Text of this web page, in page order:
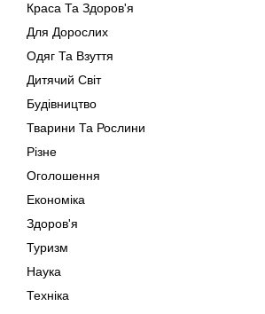
Краса Та Здоров'я
Для Дорослих
Одяг Та Взуття
Дитячий Світ
Будівництво
Тварини Та Рослини
Різне
Оголошення
Економіка
Здоров'я
Туризм
Наука
Техніка